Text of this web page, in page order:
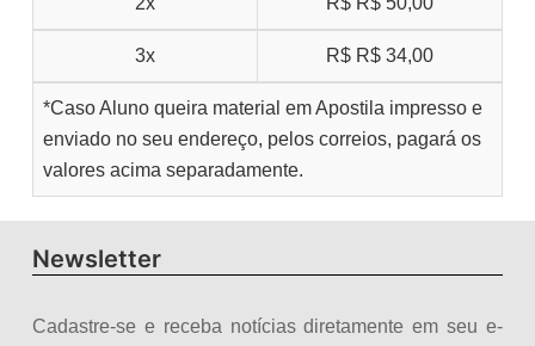
3x R$ R$ 34,00
*Caso Aluno queira material em Apostila impresso e
enviado no seu endereço, pelos correios, pagará os
valores acima separadamente.
Newsletter
Cadastre-se e receba notícias diretamente em seu e-